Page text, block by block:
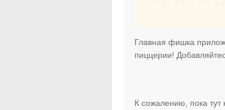
Главная фишка
пиццерии!
К сожалению, пока тут